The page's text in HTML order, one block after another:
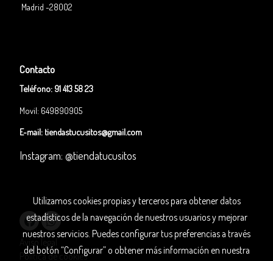
Madrid -28002
Contacto
Teléfono: 91 413 58 23
Movil: 649890905
E-mail: tiendastucusitos@gmail.com
Instagram: @tiendatucusitos
Política de cookies
Utilizamos cookies propias y terceros para obtener datos
estadísticos de la navegación de nuestros usuarios y mejorar
nuestros servicios. Puedes configurar tus preferencias a través
del botón “Configurar” o obtener más información en nuestra